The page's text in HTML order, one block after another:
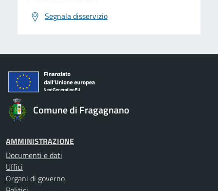
Segnala disservizio
Comune di Fragagnano
AMMINISTRAZIONE
Documenti e dati
Uffici
Organi di governo